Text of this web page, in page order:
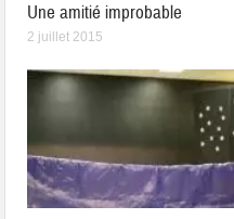
Une amitié improbable
2 juillet 2015